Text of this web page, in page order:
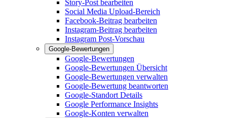
Story-Post bearbeiten
Social Media Upload-Bereich
Facebook-Beitrag bearbeiten
Instagram-Beitrag bearbeiten
Instagram Post-Vorschau
Google-Bewertungen
Google-Bewertungen
Google-Bewertungen Übersicht
Google-Bewertungen verwalten
Google-Bewertung beantworten
Google-Standort Details
Google Performance Insights
Google-Konten verwalten